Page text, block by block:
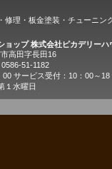
修理・板金塗装・チューニ
ョップ 株式会社ピカデリーハ
高田字長田16
51-1182
サービス受付：10：00～18
１水曜日